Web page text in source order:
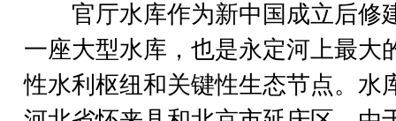
官厅水库作为新中国成立后修
一座大型水库，也是永定河上最大
性水利枢纽和关键性生态节点。水